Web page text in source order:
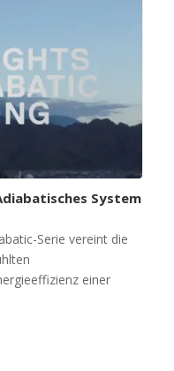
System
Serie vereint die
einer